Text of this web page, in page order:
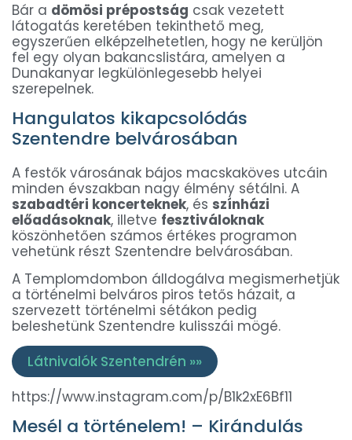
Bár a dömösi prépostság csak vezetett
látogatás keretében tekinthető meg,
egyszerűen elképzelhetetlen, hogy ne kerüljön
fel egy olyan bakancslistára, amelyen a
Dunakanyar legkülönlegesebb helyei
szerepelnek.
Hangulatos kikapcsolódás
Szentendre belvárosában
A festők városának bájos macskaköves utcáin
minden évszakban nagy élmény sétálni. A
szabadtéri koncerteknek, és színházi
előadásoknak, illetve fesztiváloknak
köszönhetően számos értékes programon
vehetünk részt Szentendre belvárosában.
A Templomdombon álldogálva megismerhetjük
a történelmi belváros piros tetős házait, a
szervezett történelmi sétákon pedig
beleshetünk Szentendre kulisszái mögé.
Látnivalók Szentendrén »»
https://www.instagram.com/p/B1k2xE6Bf11
Mesél a történelem! – Kirándulás